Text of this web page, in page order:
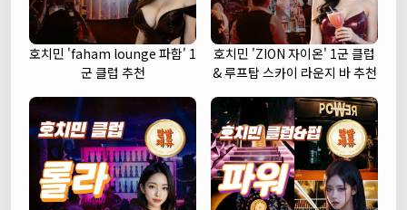
호치민 'faham lounge 파함' 1
군 클럽 추천
호치민 'ZION 자이온' 1군 클럽
& 루프탑 스카이 라운지 바 추천